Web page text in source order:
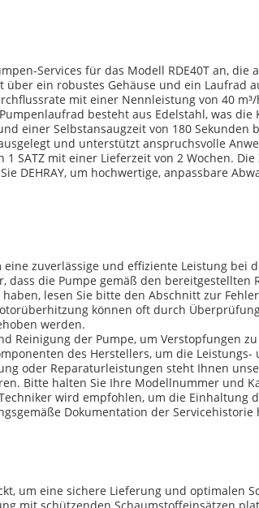
Services für das Modell RDE40T an,
ein robustes Gehäuse und ein Laufrad
mit einer Nennleistung von 40
besteht aus Edelstahl, was
einer Selbstansaugzeit von 180
und unterstützt anspruchsvolle
SATZ mit einer Lieferzeit von 2 Wochen.
DEHRAY, um hochwertige, anpassbare
zuverlässige und effiziente Leistung
dass die Pumpe gemäß den
lesen Sie bitte den Abschnitt zur
können oft durch
werden.
Reinigung der Pumpe, um Verstopfungen
des Herstellers, um die
oder Reparaturleistungen steht Ihnen
Bitte halten Sie Ihre Modellnummer und
wird empfohlen, um die
Dokumentation der
um eine sichere Lieferung und optimalen